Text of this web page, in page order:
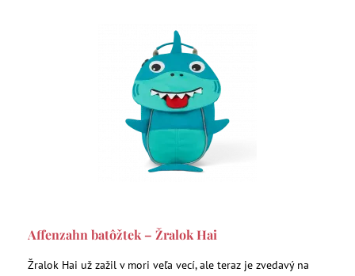
Affenzahn batôžtek – Žralok Hai
Žralok Hai už zažil v mori veľa vecí, ale teraz je zvedavý na